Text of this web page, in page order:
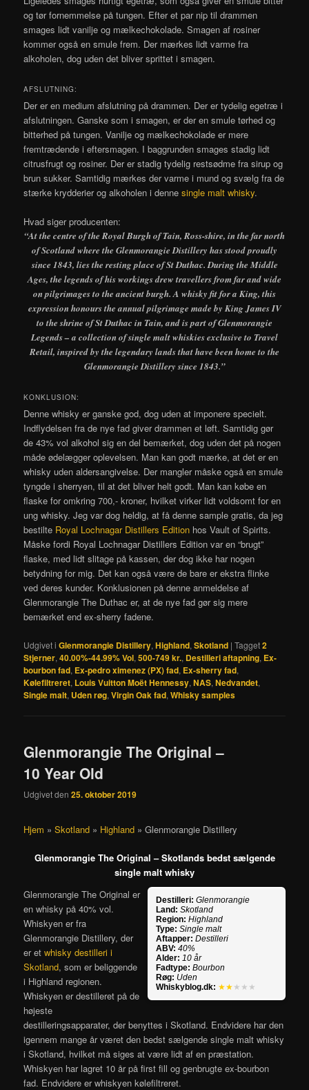
og tør fornemmelse på tungen. Efter et par nip til drammen
smages lidt vanilje og mælkechokolade. Smagen af rosiner
kommer også en smule frem. Der mærkes lidt varme fra
alkoholen, dog uden det bliver sprittet i smagen.
AFSLUTNING:
Der er en medium afslutning på drammen. Der er tydelig egetræ i
afslutningen. Ganske som i smagen, er der en smule tørhed og
bitterhed på tungen. Vanilje og mælkechokolade er mere
fremtrædende i eftersmagen. I baggrunden smages stadig lidt
citrusfrugt og rosiner. Der er stadig tydelig restsødme fra sirup og
brun sukker. Samtidig mærkes der varme i mund og svælg fra de
stærke krydderier og alkoholen i dennesingle malt whisky.
Hvad siger producenten:
“At the centre of the Royal Burgh of Tain, Ross-shire, in the far north
of Scotland where the Glenmorangie Distillery has stood proudly
since 1843, lies the resting place of St Duthac. During the Middle
Ages, the legends of his workings drew travellers from far and wide
on pilgrimages to the ancient burgh. A whisky fit for a King, this
expression honours the annual pilgrimage made by King James IV
to the shrine of St Duthac in Tain, and is part of Glenmorangie
Legends – a collection of single malt whiskies exclusive to Travel
Retail, inspired by the legendary lands that have been home to the
Glenmorangie Distillery since 1843.”
KONKLUSION:
Denne whisky er ganske god, dog uden at imponere specielt.
Indflydelsen fra de nye fad giver drammen et løft. Samtidig gør
de 43% vol alkohol sig en del bemærket, dog uden det på nogen
måde ødelægger oplevelsen. Man kan godt mærke, at det er en
whisky uden aldersangivelse. Der mangler måske også en smule
tyngde i sherryen, til at det bliver helt godt. Man kan købe en
flaske for omkring 700,- kroner, hvilket virker lidt voldsomt for en
ung whisky. Jeg var dog heldig, at få denne sample gratis, da jeg
bestilte Royal Lochnagar Distillers Edition hos Vault of Spirits.
Måske fordi Royal Lochnagar Distillers Edition var en “brugt”
flaske, med lidt slitage på kassen, der dog ikke har nogen
betydning for mig. Det kan også være de bare er ekstra flinke
ved deres kunder. Konklusionen på denne anmeldelse af
Glenmorangie The Duthac er, at de nye fad gør sig mere
bemærket end ex-sherry fadene.
Udgivet i Glenmorangie Distillery,Highland,Skotland |Tagget2
Stjerner,40.00%-44.99% Vol,500-749 kr., Destilleri aftapning, Ex-
bourbon fad, Ex-pedro ximenez (PX) fad, Ex-sherry fad,
Kølefiltreret, Louis Vuitton Moët Hennessy,NAS,Nedvandet,
Single malt, Uden røg,Virgin Oak fad,Whisky samples
Glenmorangie The Original –
10 Year Old
Udgivet den25. oktober 2019
Hjem »Skotland » Highland »Glenmorangie Distillery
Glenmorangie The Original – Skotlands bedst sælgende
single malt whisky
Destilleri: Glenmorangie
Land: Skotland
Region: Highland
Type: Single malt
Aftapper: Destilleri
ABV: 40%
Alder: 10 år
Fadtype: Bourbon
Røg: Uden
Whiskyblog.dk: ★★ ★★★
Glenmorangie The Original er
en whisky på 40% vol.
Whiskyen er fra
Glenmorangie Distillery, der
er etwhisky destilleri i
Skotland, som er beliggende
i Highland regionen.
Whiskyen er destilleret på de
højeste
destilleringsapparater, der benyttes i Skotland. Endvidere har den
igennem mange år været den bedst sælgende single malt whisky
i Skotland, hvilket må siges at være lidt af en præstation.
Whiskyen har lagret 10 år på first fill og genbrugte ex-bourbon
fad. Endvidere er whiskyen kølefiltreret.